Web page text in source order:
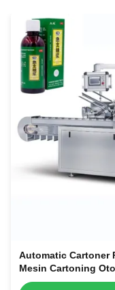
Automatic Cartoner
Mesin Cartoning
Kosmetik Botol